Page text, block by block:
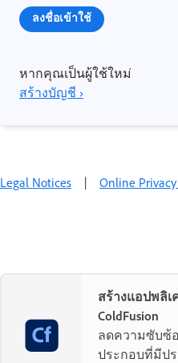
ลงชื่อเข้าใช้
หากคุณเป็นผู้ใช้ใหม่
สร้างบัญชี ›
Legal Notices | Online
สร้างแอปพลิ
ColdFusion
ลดความซับซ้
ประกอบที่มีป